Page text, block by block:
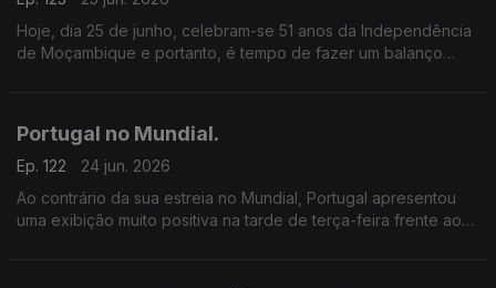
Hoje, dia 25 de junho, celebram-se 51 anos da Independência
de Moçambique e portanto, é tempo de fazer um balanço
Portugal no Mundial.
Ep. 122
24 jun. 2026
Ao contrário da sua estreia no Mundial, Portugal apresentou
uma exibição muito positiva na tarde de terça-feira frente ao